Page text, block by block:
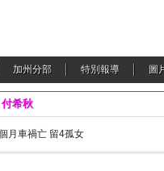
加州分部 特別報導 圖
希秋
月車禍亡 留4孤女